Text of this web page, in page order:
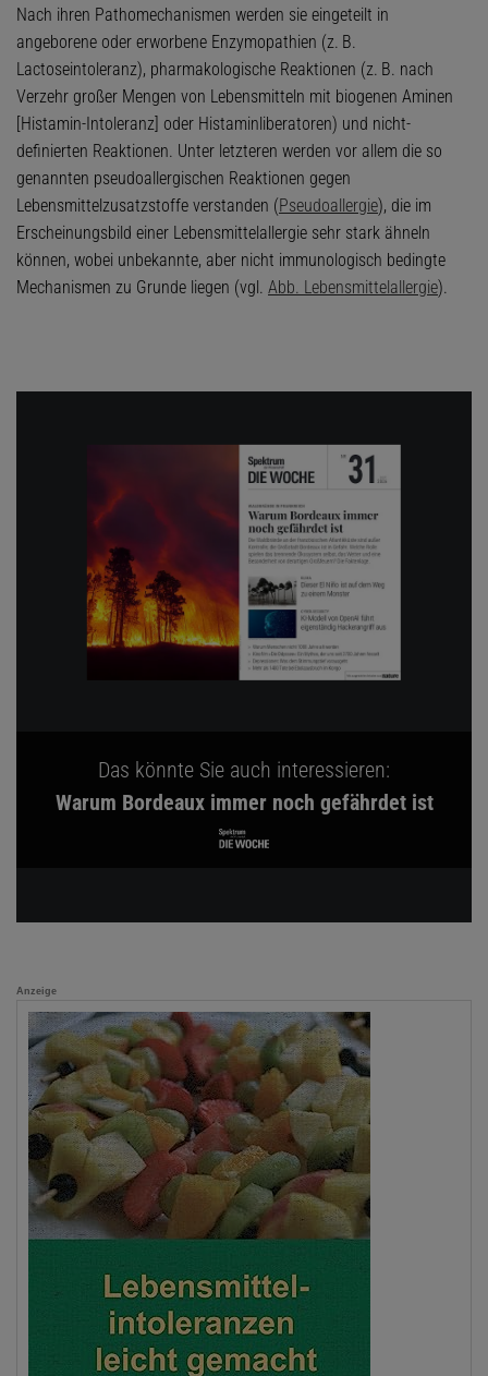
Nach ihren Pathomechanismen werden sie eingeteilt in
angeborene oder erworbene Enzymopathien (z. B.
Lactoseintoleranz), pharmakologische Reaktionen (z. B. nach
Verzehr großer Mengen von Lebensmitteln mit biogenen Aminen
[Histamin-Intoleranz] oder Histaminliberatoren) und nicht-
definierten Reaktionen. Unter letzteren werden vor allem die so
genannten pseudoallergischen Reaktionen gegen
Lebensmittelzusatzstoffe verstanden (Pseudoallergie), die im
Erscheinungsbild einer Lebensmittelallergie sehr stark ähneln
können, wobei unbekannte, aber nicht immunologisch bedingte
Mechanismen zu Grunde liegen (vgl. Abb. Lebensmittelallergie).
Das könnte Sie auch interessieren:
Warum Bordeaux immer noch gefährdet ist
Anzeige